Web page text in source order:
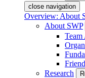
close navigation
Overview: About
About SWP
Team
Research